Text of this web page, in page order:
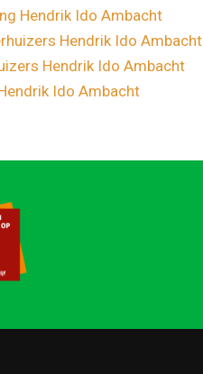
Hendrik Ido Ambacht
Hendrik Ido Ambacht
Hendrik Ido Ambacht
Ido Ambacht